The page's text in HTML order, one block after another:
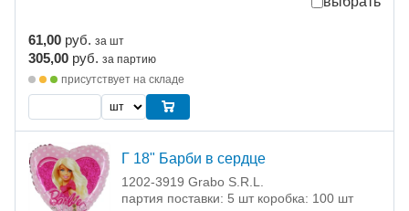
61,00 руб. за шт
305,00 руб. за партию
присутствует на складе
Г 18" Барби в сердце
1202-3919 Grabo S.R.L.
партия поставки: 5 шт коробка: 100 шт